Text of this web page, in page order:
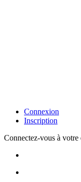
Connexion
Inscription
Connectez-vous à votre